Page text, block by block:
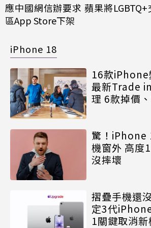
應中國網信辦要求 蘋果將
區App Store下架
iPhone 18
16款iPhone
最新Trade
理 6款掉價
驚！iPhone
機窗外 高度
沒摔壞
摺疊手機還
定3代
1關鍵取消